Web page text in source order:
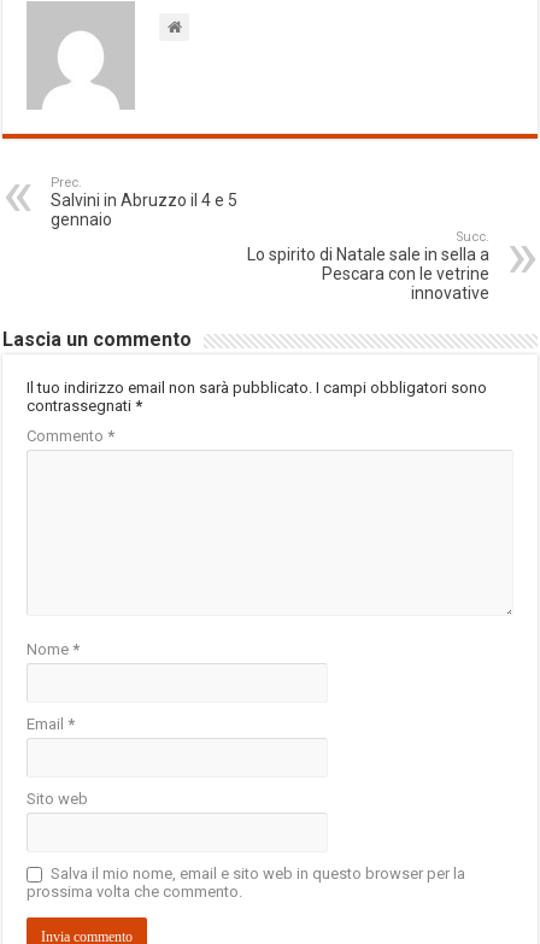
Prec.
Salvini in Abruzzo il 4 e 5
gennaio
Succ.
Lo spirito di Natale sale in sella a
Pescara con le vetrine
innovative
Lascia un commento
Il tuo indirizzo email non sarà pubblicato. I campi obbligatori sono
contrassegnati*
Commento*
Nome*
Email*
Sito web
Salva il mio nome, email e sito web in questo browser per la
prossima volta che commento.